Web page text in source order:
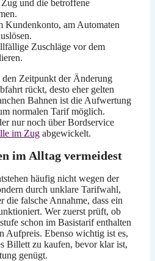
und die betroffene
Kundenkonto, am Automaten
Zuschläge vor dem
Zeitpunkt der Änderung
rückt, desto eher gelten
Bahnen ist die Aufwertung
normalen Tarif möglich.
nur noch über Bordservice
im Zug abgewickelt.
im Alltag vermeidest
häufig nicht wegen der
durch unklare Tarifwahl,
die falsche Annahme, dass ein
Wer zuerst prüft, ob
schon im Basistarif enthalten
Aufpreis. Ebenso wichtig ist es,
Billett zu kaufen, bevor klar ist,
genügt.